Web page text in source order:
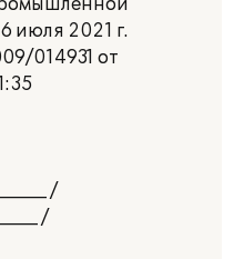
июля 2021 г.
014931 от
/
/